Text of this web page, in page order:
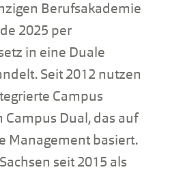
Berufsakademie
2025 per
in eine Duale
Seit 2012 nutzen
Campus
Campus Dual, das auf
Management basiert.
seit 2015 als